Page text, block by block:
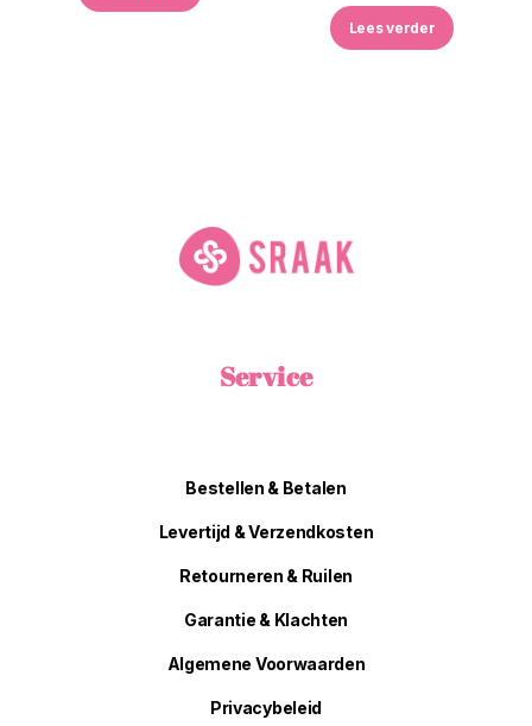
Lees verder
Service
Bestellen & Betalen
Levertijd & Verzendkosten
Retourneren & Ruilen
Garantie & Klachten
Algemene Voorwaarden
Privacybeleid